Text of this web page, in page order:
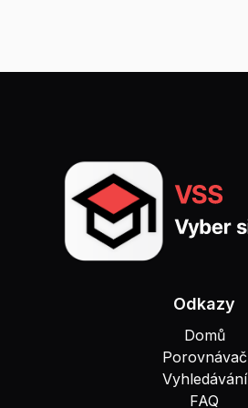
Odkazy
Domů
Porovnávač
Vyhledávání
FAQ